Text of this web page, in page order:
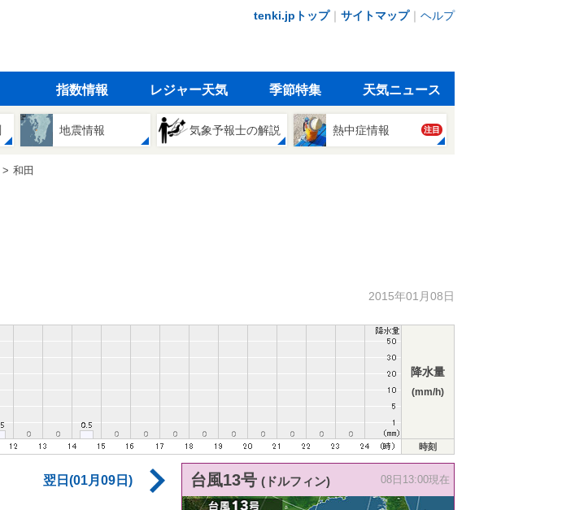
tenki.jpトップ｜ サイトマップ｜ ヘルプ
指数情報 レジャー天気 季節特集 天気ニュース
地震情報 気象予報士の解説 熱中症情報 注目
和田
2015年01月08日
降水量
(mm/h)
時刻
翌日(01月09日) 台風13号 (ドルフィン) 08日13:00現在